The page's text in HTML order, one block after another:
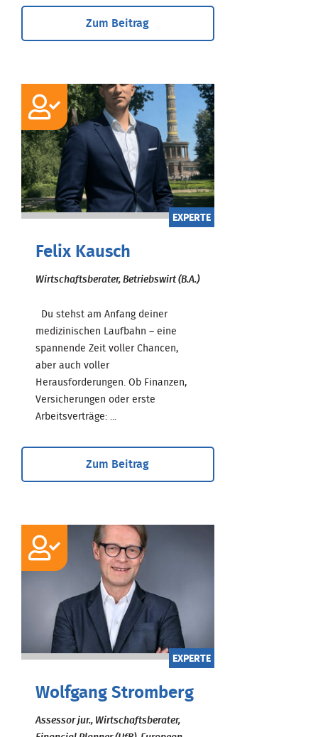
Zum Beitrag
EXPERTE
Felix Kausch
Wirtschaftsberater, Betriebswirt (B.A.)
Du stehst am Anfang deiner
medizinischen Laufbahn – eine
spannende Zeit voller Chancen,
aber auch voller
Herausforderungen. Ob Finanzen,
Versicherungen oder erste
Arbeitsverträge: ...
Zum Beitrag
EXPERTE
Wolfgang Stromberg
Assessor jur., Wirtschaftsberater,